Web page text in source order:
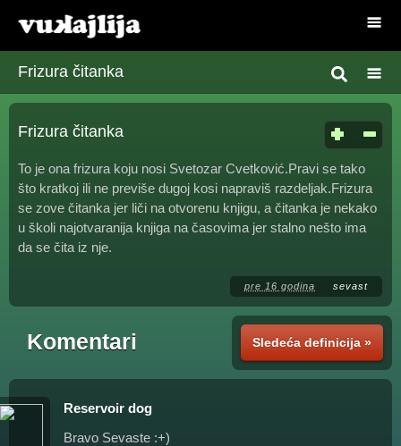
Frizura čitanka
Frizura čitanka
To je ona frizura koju nosi Svetozar Cvetković.Pravi se tako
što kratkoj ili ne previše dugoj kosi napraviš razdeljak.Frizura
se zove čitanka jer liči na otvorenu knjigu, a čitanka je nekako
u školi najotvaranija knjiga na časovima jer stalno nešto ima
da se čita iz nje.
pre 16 godina sevast
Sledeća definicija »
Komentari
Reservoir dog
Bravo Sevaste :+)